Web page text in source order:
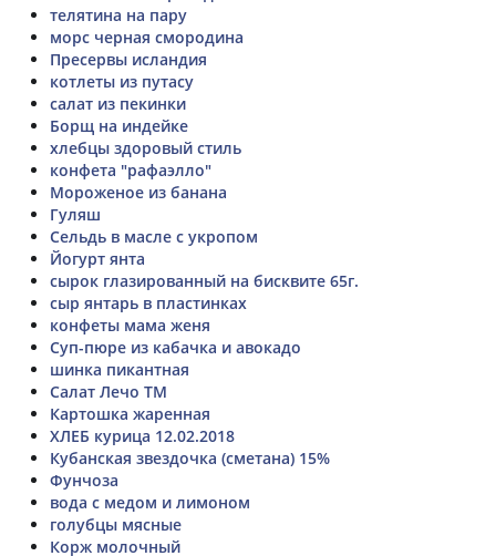
телятина на пару
морс черная смородина
Пресервы исландия
котлеты из путасу
салат из пекинки
Борщ на индейке
хлебцы здоровый стиль
конфета "рафаэлло"
Мороженое из банана
Гуляш
Сельдь в масле с укропом
Йогурт янта
сырок глазированный на бисквите 65г.
сыр янтарь в пластинках
конфеты мама женя
Суп-пюре из кабачка и авокадо
шинка пикантная
Салат Лечо ТМ
Картошка жаренная
ХЛЕБ курица 12.02.2018
Кубанская звездочка (сметана) 15%
Фунчоза
вода с медом и лимоном
голубцы мясные
Корж молочный